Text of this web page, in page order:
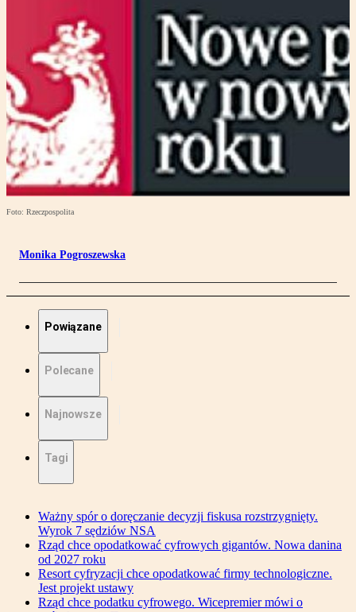
Foto: Rzeczpospolita
Monika Pogroszewska
Powiązane
Polecane
Najnowsze
Tagi
Ważny spór o doręczanie decyzji fiskusa rozstrzygnięty.
Wyrok 7 sędziów NSA
Rząd chce opodatkować cyfrowych gigantów. Nowa danina
od 2027 roku
Resort cyfryzacji chce opodatkować firmy technologiczne.
Jest projekt ustawy
Rząd chce podatku cyfrowego. Wicepremier mówi o